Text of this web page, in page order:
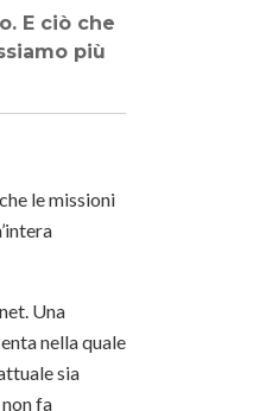
E ciò che
più
le missioni
Una
nella quale
sia
fa